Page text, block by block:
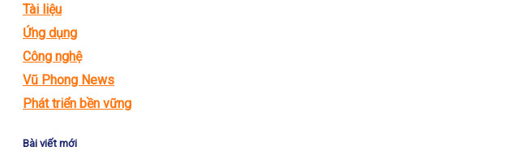
Tài liệu
Ứng dụng
Công nghệ
Vũ Phong News
Phát triển bền vững
Bài viết mới